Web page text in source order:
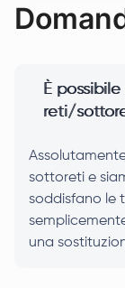
È
reti/
sottoreti e
soddisfano le
una